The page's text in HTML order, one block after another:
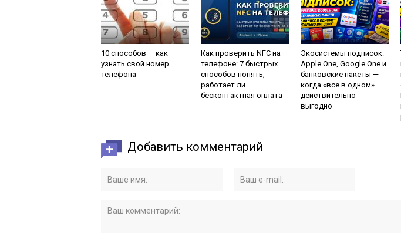
10 способов — как
узнать свой номер
телефона
Как проверить NFC на
телефоне: 7 быстрых
способов понять,
работает ли
бесконтактная оплата
Экосистемы подписок:
Apple One, Google One и
банковские пакеты —
когда «все в одном»
действительно
выгодно
Добавить комментарий